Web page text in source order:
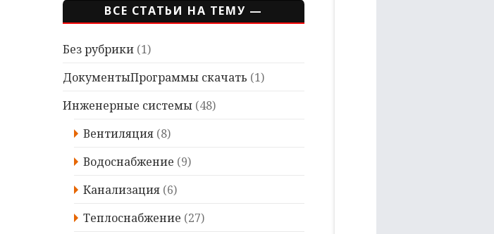
ВСЕ СТАТЬИ НА ТЕМУ —
Без рубрики (1)
ДокументыПрограммы скачать (1)
Инженерные системы (48)
Вентиляция (8)
Водоснабжение (9)
Канализация (6)
Теплоснабжение (27)